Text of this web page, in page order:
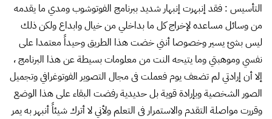
التأسيس : فقد إنبهرت إنبهار شديد ببرنامج الفوتوشوب ومدي ما يقدمه
من وسائل مساعده لإخراج كل ما بداخلي من خيال وابداع ولكن ذلك
ليس بشئ يسير وخصوصا أنني خضت هذا الطريق وحيداً معتمدا على
نفسي وموهبتي وما يتيحه النت من معلومات بسيطة عن هذا البرنامج ،
إلا أن إرادتي لم تضعف يوم فعملت فى مجال التصوير الفوتوغرافي وتجميل
الصور الشخصية وبإرادة قوية بل حديدية رفضت البقاء على هذا الوضع
وقررت مواصلة التقدم والاستمرار فى التعلم ولأني لا أترك شيئاً أنبهر به يمر